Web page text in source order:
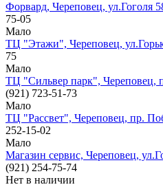
Форвард, Череповец, ул.Гоголя
75-05
Мало
ТЦ "Этажи", Череповец,
75
Мало
ТЦ "Сильвер парк", Череповец,
(921) 723-51-73
Мало
ТЦ "Рассвет", Череповец, пр.
252-15-02
Мало
Магазин сервис, Череповец,
(921) 254-75-74
Нет в наличии